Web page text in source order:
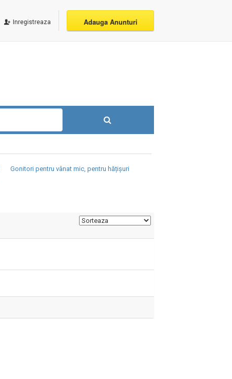
Inregistreaza Adauga Anunturi
Gonitori pentru vânat mic, pentru hățișuri